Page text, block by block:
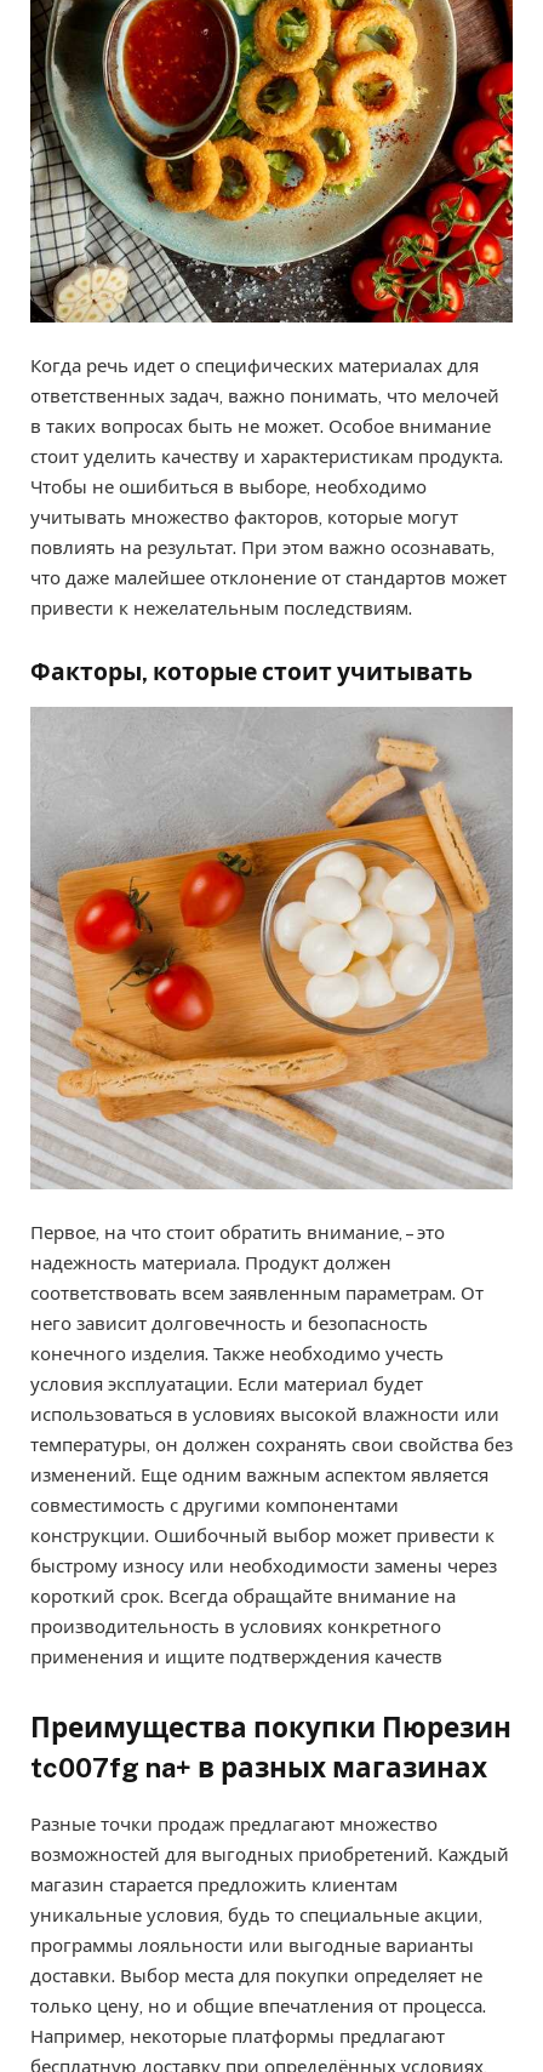
Когда речь идет о специфических материалах для
ответственных задач, важно понимать, что мелочей
в таких вопросах быть не может. Особое внимание
стоит уделить качеству и характеристикам продукта.
Чтобы не ошибиться в выборе, необходимо
учитывать множество факторов, которые могут
повлиять на результат. При этом важно осознавать,
что даже малейшее отклонение от стандартов может
привести к нежелательным последствиям.
Факторы, которые стоит учитывать
Первое, на что стоит обратить внимание, – это
надежность материала. Продукт должен
соответствовать всем заявленным параметрам. От
него зависит долговечность и безопасность
конечного изделия. Также необходимо учесть
условия эксплуатации. Если материал будет
использоваться в условиях высокой влажности или
температуры, он должен сохранять свои свойства без
изменений. Еще одним важным аспектом является
совместимость с другими компонентами
конструкции. Ошибочный выбор может привести к
быстрому износу или необходимости замены через
короткий срок. Всегда обращайте внимание на
производительность в условиях конкретного
применения и ищите подтверждения качеств
Преимущества покупки Пюрезин
tc007fg na+ в разных магазинах
Разные точки продаж предлагают множество
возможностей для выгодных приобретений. Каждый
магазин старается предложить клиентам
уникальные условия, будь то специальные акции,
программы лояльности или выгодные варианты
доставки. Выбор места для покупки определяет не
только цену, но и общие впечатления от процесса.
Например, некоторые платформы предлагают
бесплатную доставку при определённых условиях,